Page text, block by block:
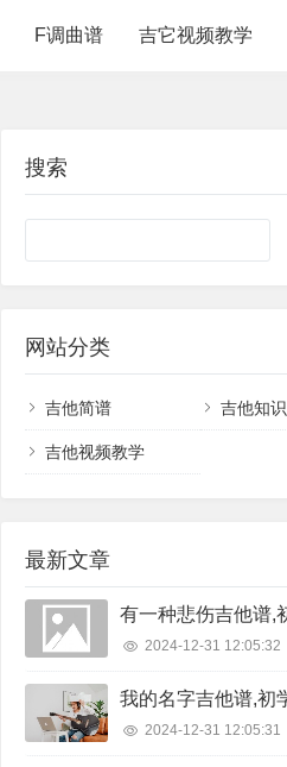
F调曲谱 吉它视频教学
搜索
网站分类
吉他简谱 吉他知识
吉他视频教学
最新文章
2024-12-31 12:05:32
2024-12-31 12:05:31